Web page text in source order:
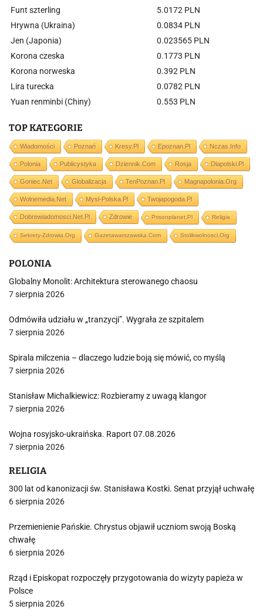
Funt szterling
5.0172 PLN
Hrywna (Ukraina)
0.0834 PLN
Jen (Japonia)
0.023565 PLN
Korona czeska
0.1773 PLN
Korona norweska
0.392 PLN
Lira turecka
0.0782 PLN
Yuan renminbi (Chiny)
0.553 PLN
TOP KATEGORIE
Wiadomości Poznań Kresy.pl Epoznan.pl Nczas.info
Polonia Publicystyka Dziennik.com Rosja Dlapolski.pl
Goniec.net Globalizacja TenPoznan.pl Magnapolonia.org
Wolnemedia.net Mysl-Polska.pl Twojapogoda.pl
Dobrewiadomosci.net.pl Zdrowie Prisonplanet.pl Religia
Sekrety-Zdrowia.org Gazetawarszawska.com Stolikwolnosci.org
POLONIA
Globalny Monolit: Architektura sterowanego chaosu
7 sierpnia 2026
Odmówiła udziału w „tranzycji”. Wygrała ze szpitalem
7 sierpnia 2026
Spirala milczenia – dlaczego ludzie boją się mówić, co myślą
7 sierpnia 2026
Stanisław Michalkiewicz: Rozbieramy z uwagą klangor
7 sierpnia 2026
Wojna rosyjsko-ukraińska. Raport 07.08.2026
7 sierpnia 2026
RELIGIA
300 lat od kanonizacji św. Stanisława Kostki. Senat przyjął uchwałę
6 sierpnia 2026
Przemienienie Pańskie. Chrystus objawił uczniom swoją Boską
chwałę
6 sierpnia 2026
Rząd i Episkopat rozpoczęły przygotowania do wizyty papieża w
Polsce
5 sierpnia 2026